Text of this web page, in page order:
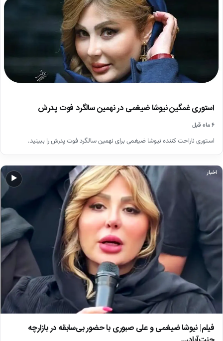
استوری غمگین نیوشا ضیغمی در نهمین سالگرد فوت پدرش
۶ ماه قبل
استوری ناراحت کننده نیوشا ضیغمی برای نهمین سالگرد فوت پدرش را ببینید.
▶
اخبار
فیلم| نیوشا ضیغمی و علی صبوری با حضور بی‌سابقه در بازارچه